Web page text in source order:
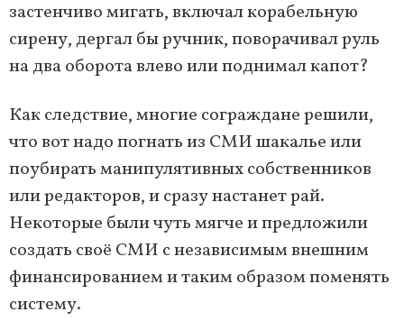
застенчиво мигать, включал корабельную
сирену, дергал бы ручник, поворачивал руль
на два оборота влево или поднимал капот?
Как следствие, многие сограждане решили,
что вот надо погнать из СМИ шакалье или
поубирать манипулятивных собственников
или редакторов, и сразу настанет рай.
Некоторые были чуть мягче и предложили
создать своё СМИ с независимым внешним
финансированием и таким образом поменять
систему.